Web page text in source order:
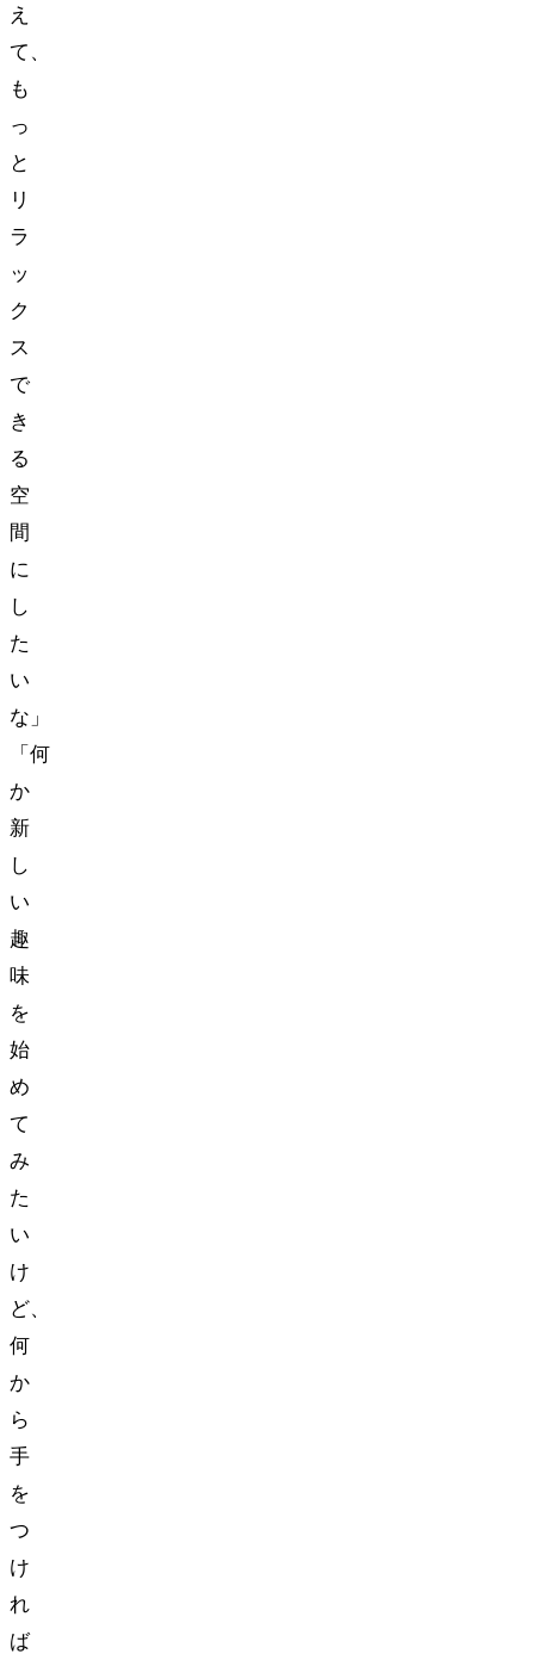
え
て、
も
っ
と
リ
ラ
ッ
ク
ス
で
き
る
空
間
に
し
た
い
な」
「何
か
新
し
い
趣
味
を
始
め
て
み
た
い
け
ど、
何
か
ら
手
を
つ
け
れ
ば